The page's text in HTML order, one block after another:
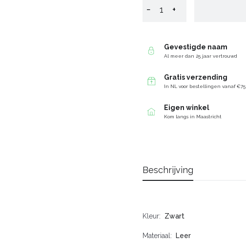
− +
Gevestigde naam
Al meer dan 25 jaar vertrouwd
Gratis verzending
In NL voor bestellingen vanaf €75
Eigen winkel
Kom langs in Maastricht
Beschrijving
Kleur Zwart
Materiaal Leer